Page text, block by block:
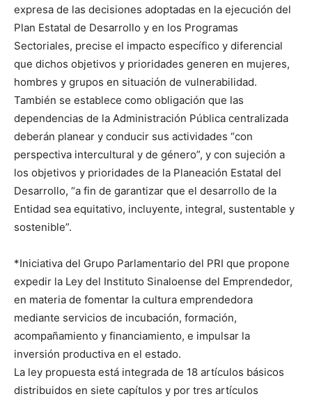
expresa de las decisiones adoptadas en la ejecución del
Plan Estatal de Desarrollo y en los Programas
Sectoriales, precise el impacto específico y diferencial
que dichos objetivos y prioridades generen en mujeres,
hombres y grupos en situación de vulnerabilidad.
También se establece como obligación que las
dependencias de la Administración Pública centralizada
deberán planear y conducir sus actividades “con
perspectiva intercultural y de género”, y con sujeción a
los objetivos y prioridades de la Planeación Estatal del
Desarrollo, “a fin de garantizar que el desarrollo de la
Entidad sea equitativo, incluyente, integral, sustentable y
sostenible”.
*Iniciativa del Grupo Parlamentario del PRI que propone
expedir la Ley del Instituto Sinaloense del Emprendedor,
en materia de fomentar la cultura emprendedora
mediante servicios de incubación, formación,
acompañamiento y financiamiento, e impulsar la
inversión productiva en el estado.
La ley propuesta está integrada de 18 artículos básicos
distribuidos en siete capítulos y por tres artículos